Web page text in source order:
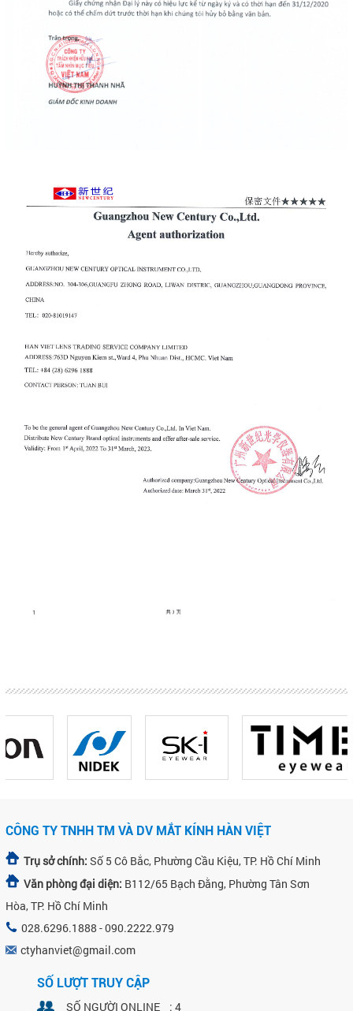
CÔNG TY TNHH TM VÀ DV MẮT KÍNH HÀN VIỆT
Trụ sở chính: Số 5 Cô Bắc, Phường Cầu Kiệu, TP. Hồ Chí Minh
Văn phòng đại diện: B112/65 Bạch Đằng, Phường Tân Sơn
Hòa, TP. Hồ Chí Minh
028.6296.1888 - 090.2222.979
ctyhanviet@gmail.com
SỐ LƯỢT TRUY CẬP
SỐ NGƯỜI ONLINE : 4